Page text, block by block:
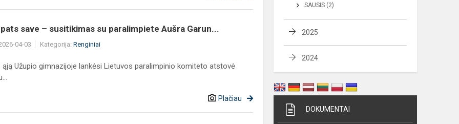
save – susitikimas su paralimpiete Aušra Garun...
04-03 Kategorija: Renginiai
ąją Užupio gimnazijoje lankėsi Lietuvos paralimpinio komiteto atstovė
Plačiau
SAUSIS (2)
2025
2024
DOKUMENTAI